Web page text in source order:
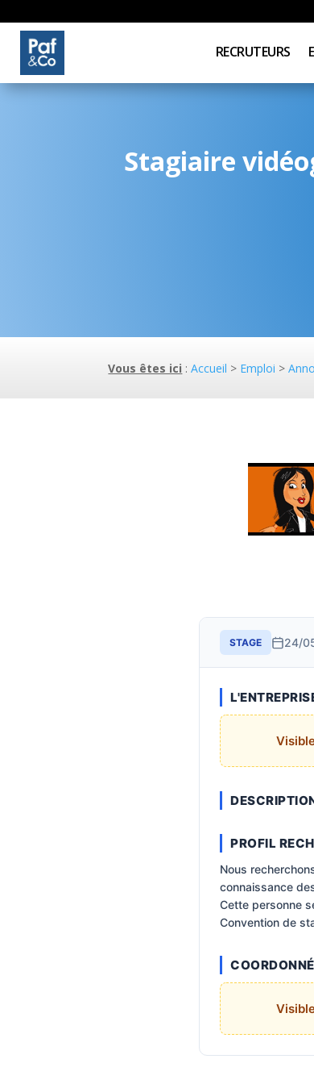
RECRUTEURS
Stagiaire
Vous êtes ici :Accueil > Emploi >
STAGE 24/
PROFIL
Nous
connaissance
Cette personne
Convention de